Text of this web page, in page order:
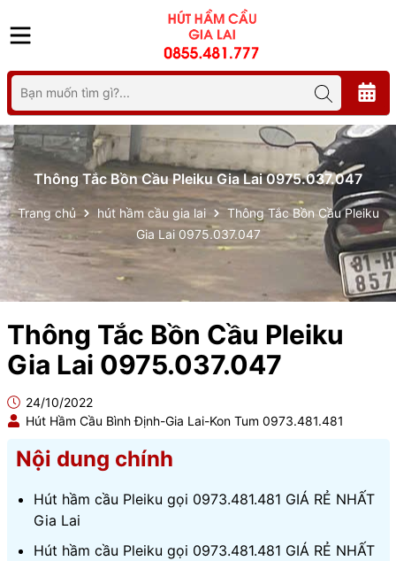
Thông Tắc Bồn Cầu Pleiku Gia Lai 0975.037.047
Trang chủ hút hầm cầu gia lai
Thông Tắc Bồn Cầu Pleiku
Gia Lai 0975.037.047
Thông Tắc Bồn Cầu Pleiku
Gia Lai 0975.037.047
24/10/2022
Hút Hầm Cầu Bình Định-Gia Lai-Kon Tum 0973.481.481
Nội dung chính
Hút hầm cầu Pleiku gọi 0973.481.481 GIÁ RẺ NHẤT
Gia Lai
Hút hầm cầu Pleiku gọi 0973.481.481 GIÁ RẺ NHẤT